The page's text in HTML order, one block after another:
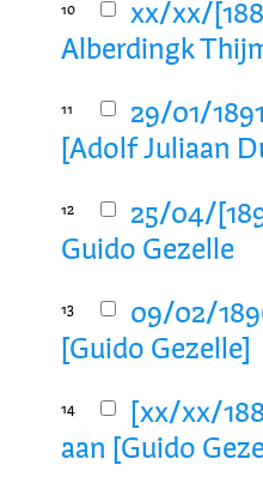
10
xx/xx/
Alberdingk
11
29/01/
[Adolf Juliaan
12
25/04/
Guido Gezelle
13
09/02/
[Guido Gezelle]
14
[xx/xx/
aan [Guido